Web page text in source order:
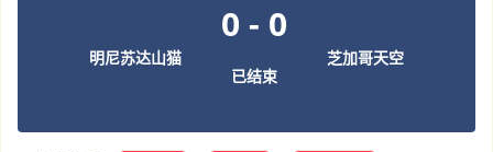
明尼苏达山猫
0 - 0
已结束
芝加哥天空